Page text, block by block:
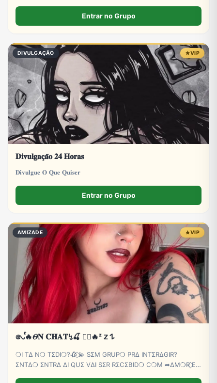
Outros Política
Receitas Redes Sociais Religião Shitpost
Tecnologia TV Viagem e Turismo
Vídeos
Entrar no Grupo
DIVULGAÇÃO VIP
𝐃𝐢𝐯𝐮𝐥𝐠𝐚𝐜̧𝐚̃𝐨 𝟐𝟒 𝐇𝐨𝐫𝐚𝐬
𝐃𝐢𝐯𝐮𝐥𝐠𝐮𝐞 𝐎 𝐐𝐮𝐞 𝐐𝐮𝐢𝐬𝐞𝐫
Entrar no Grupo
AMIZADE VIP
𑇢ᩘ🔥𝛩𝐍 𝐂𝐇𝐀𝐓↯🍒 ⃝⃔‌‌🔥ᶻ 𝗓 𐰁
❍I TΔ N❍ TΣDI❍?🥀 ⃟💫 SΣM GRUP❍ PRΔ INTΣRΔGIR?
ΣNTΔ❍ ΣNTRΔ ΔI QUΣ VΔI SΣR RΣCΣBID❍ C❍M ➦∆M❍R ⃟E